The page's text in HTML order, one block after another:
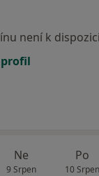
není k dispozici
Ne
9 Srpen
Po
10 Srpen